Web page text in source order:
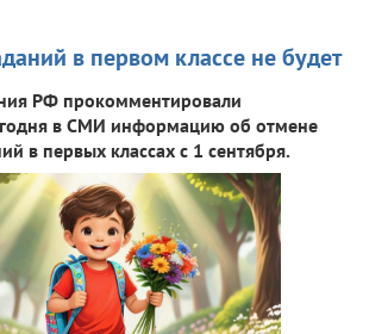
в первом классе не будет
РФ прокомментировали
в СМИ информацию об отмене
в первых классах с 1 сентября.